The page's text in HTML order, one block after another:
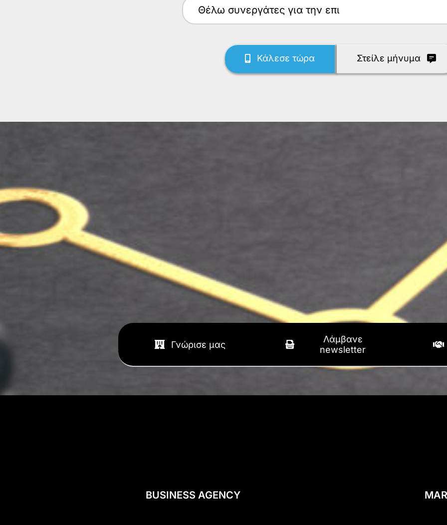
Θέλω
Κάλεσε τώρα Στείλε μήνυμα
Γνώρισε μας
Λάμβανε
newsletter
BUSINESS AGENCY